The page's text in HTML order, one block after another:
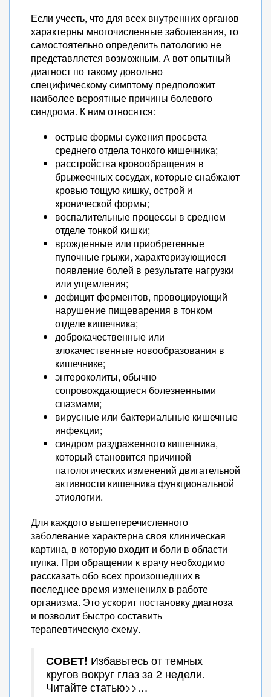
Если учесть, что для всех внутренних органов
характерны многочисленные заболевания, то
самостоятельно определить патологию не
представляется возможным. А вот опытный
диагност по такому довольно
специфическому симптому предположит
наиболее вероятные причины болевого
синдрома. К ним относятся:
острые формы сужения просвета
среднего отдела тонкого кишечника;
расстройства кровообращения в
брыжеечных сосудах, которые снабжают
кровью тощую кишку, острой и
хронической формы;
воспалительные процессы в среднем
отделе тонкой кишки;
врожденные или приобретенные
пупочные грыжи, характеризующиеся
появление болей в результате нагрузки
или ущемления;
дефицит ферментов, провоцирующий
нарушение пищеварения в тонком
отделе кишечника;
доброкачественные или
злокачественные новообразования в
кишечнике;
энтероколиты, обычно
сопровождающиеся болезненными
спазмами;
вирусные или бактериальные кишечные
инфекции;
синдром раздраженного кишечника,
который становится причиной
патологических изменений двигательной
активности кишечника функциональной
этиологии.
Для каждого вышеперечисленного
заболевание характерна своя клиническая
картина, в которую входит и боли в области
пупка. При обращении к врачу необходимо
рассказать обо всех произошедших в
последнее время изменениях в работе
организма. Это ускорит постановку диагноза
и позволит быстро составить
терапевтическую схему.
СОВЕТ! Избавьтесь от темных
кругов вокруг глаз за 2 недели.
Читайте статью>>…